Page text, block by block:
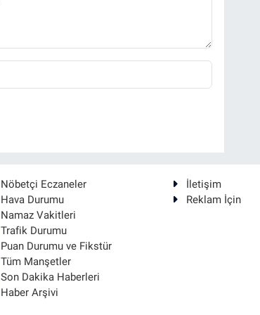
Nöbetçi Eczaneler
Hava Durumu
Namaz Vakitleri
Trafik Durumu
Puan Durumu ve Fikstür
Tüm Manşetler
Son Dakika Haberleri
Haber Arşivi
İletişim
Reklam İçin